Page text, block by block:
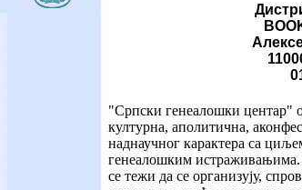
"Српски генеалошки центар"
културна, аполитична,
наднаучног карактера са
генеалошким
се тежи да се организују,